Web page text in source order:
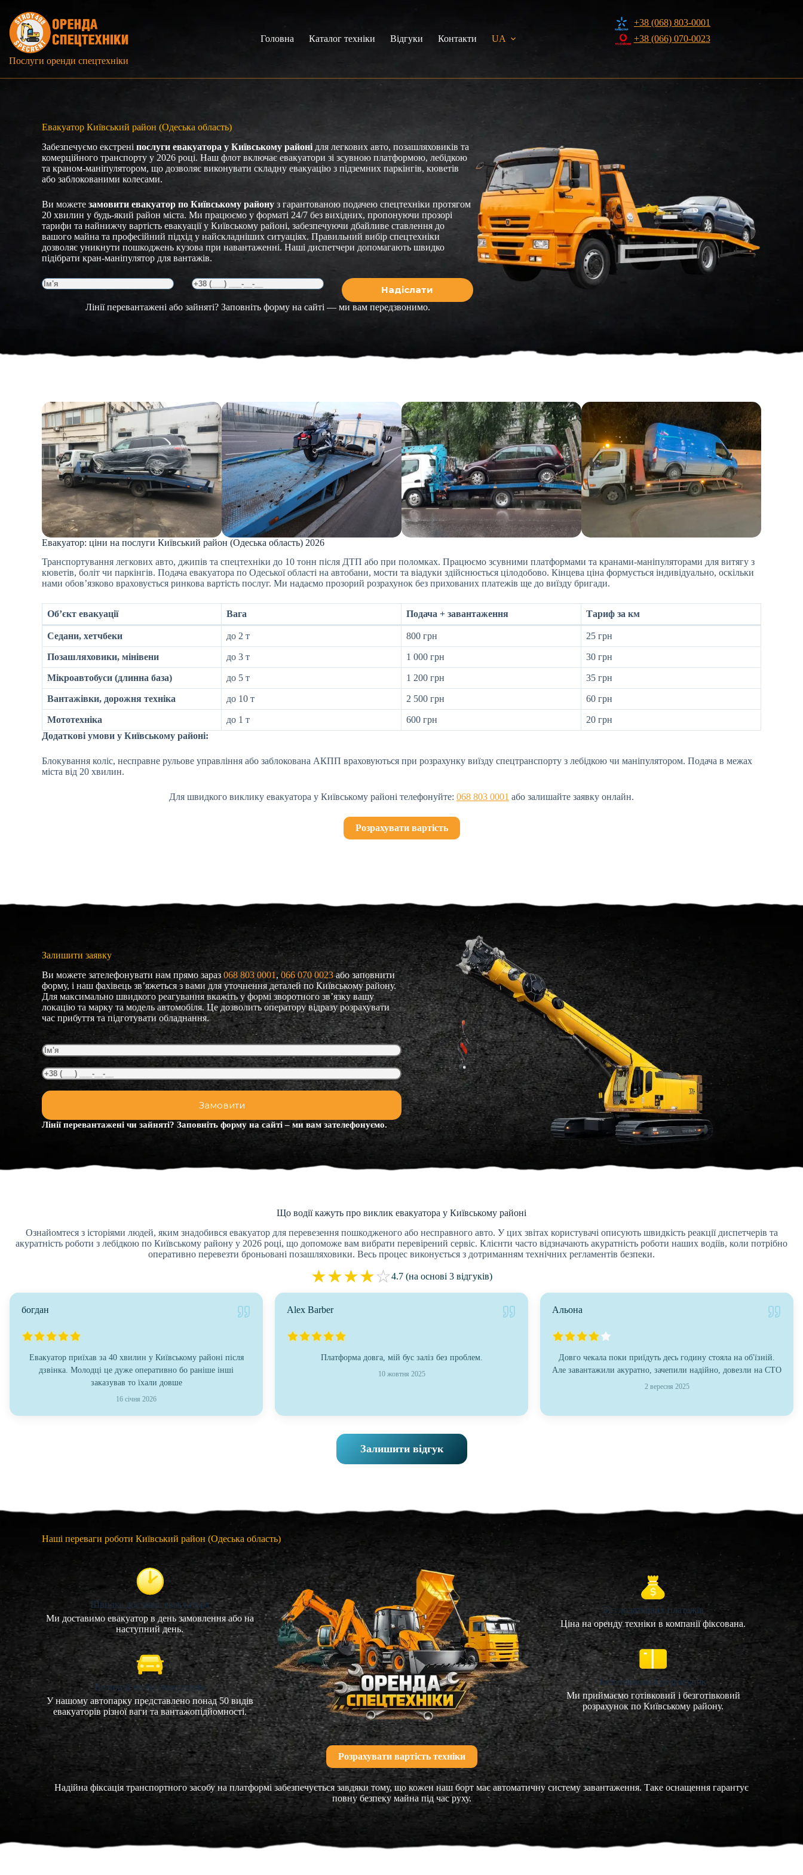
вмісту
Послуги оренди спецтехніки
Головна Каталог техніки Відгуки Контакти UA
+38 (068) 803-0001
+38 (066) 070-0023
Евакуатор Київський район (Одеська область)
Забезпечуємо екстрені послуги евакуатора у Київському районі для легкових авто, позашляховиків та
комерційного транспорту у 2026 році. Наш флот включає евакуатори зі зсувною платформою, лебідкою
та краном-маніпулятором, що дозволяє виконувати складну евакуацію з підземних паркінгів, кюветів
або заблокованими колесами.
Ви можете замовити евакуатор по Київському району з гарантованою подачею спецтехніки протягом
20 хвилин у будь-який район міста. Ми працюємо у форматі 24/7 без вихідних, пропонуючи прозорі
тарифи та найнижчу вартість евакуації у Київському районі, забезпечуючи дбайливе ставлення до
вашого майна та професійний підхід у найскладніших ситуаціях. Правильний вибір спецтехніки
дозволяє уникнути пошкоджень кузова при навантаженні. Наші диспетчери допомагають швидко
підібрати кран-маніпулятор для вантажів.
Лінії перевантажені або зайняті? Заповніть форму на сайті — ми вам передзвонимо.
Евакуатор: ціни на послуги Київський район (Одеська область) 2026
Транспортування легкових авто, джипів та спецтехніки до 10 тонн після ДТП або при поломках. Працюємо зсувними платформами та кранами-маніпуляторами для витягу з
кюветів, боліт чи паркінгів. Подача евакуатора по Одеської області на автобани, мости та віадуки здійснюється цілодобово. Кінцева ціна формується індивідуально, оскільки
нами обов’язково враховується ринкова вартість послуг. Ми надаємо прозорий розрахунок без прихованих платежів ще до виїзду бригади.
Об’єкт евакуації Вага Подача + завантаження Тариф за км
Седани, хетчбеки до 2 т 800 грн 25 грн
Позашляховики, мінівени до 3 т 1 000 грн 30 грн
Мікроавтобуси (длинна база) до 5 т 1 200 грн 35 грн
Вантажівки, дорожня техніка до 10 т 2 500 грн 60 грн
Мототехніка до 1 т 600 грн
20 грн
Додаткові умови у Київському районі:
Блокування коліс, несправне рульове управління або заблокована АКПП враховуються при розрахунку виїзду спецтранспорту з лебідкою чи маніпулятором. Подача в межах
міста від 20 хвилин.
Для швидкого виклику евакуатора у Київському районі телефонуйте: 068 803 0001 або залишайте заявку онлайн.
Розрахувати вартість
Залишити заявку
Ви можете зателефонувати нам прямо зараз 068 803 0001 , 066 070 0023або заповнити
форму, і наш фахівець зв’яжеться з вами для уточнення деталей по Київському району.
Для максимально швидкого реагування вкажіть у формі зворотного зв’язку вашу
локацію та марку та модель автомобіля. Це дозволить оператору відразу розрахувати
час прибуття та підготувати обладнання.
Лінії перевантажені чи зайняті? Заповніть форму на сайті – ми вам зателефонуємо.
Що водії кажуть про виклик евакуатора у Київському районі
Ознайомтеся з історіями людей, яким знадобився евакуатор для перевезення пошкодженого або несправного авто. У цих звітах користувачі описують швидкість реакції диспетчерів та
акуратність роботи з лебідкою по Київському району у 2026 році, що допоможе вам вибрати перевірений сервіс. Клієнти часто відзначають акуратність роботи наших водіїв, коли потрібно
оперативно перевезти броньовані позашляховики. Весь процес виконується з дотриманням технічних регламентів безпеки.
★★★★☆4.7 (на основі 3 відгуків)
богдан
Евакуатор приїхав за 40 хвилин у Київському районі після
дзвінка. Молодці це дуже оперативно бо раніше інші
заказував то їхали довше
16 січня 2026
Alex Barber
Платформа довга, мій бус заліз без проблем.
10 жовтня 2025
Альона
Довго чекала поки приїдуть десь годину стояла на об'їзній.
Але завантажили акуратно, зачепили надійно, довезли на СТО
2 вересня 2025
Залишити відгук
Наші переваги роботи Київський район (Одеська область)
Швидка доставка евакуатора
Ми доставимо евакуатор в день замовлення або на
наступний день.
Великий вибір евакуаторів
У нашому автопарку представлено понад 50 видів
евакуаторів різної ваги та вантажопідйомності.
Без додаткових платежів
Ціна на оренду техніки в компанії фіксована.
Безготівковий розрахунок
Ми приймаємо готівковий і безготівковий
розрахунок по Київському району.
Розрахувати вартість техніки
Надійна фіксація транспортного засобу на платформі забезпечується завдяки тому, що кожен наш борт має автоматичну систему завантаження. Таке оснащення гарантує
повну безпеку майна під час руху.